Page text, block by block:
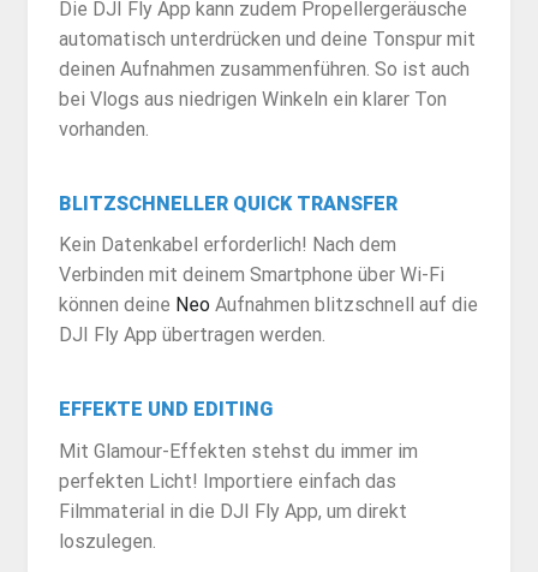
Die DJI Fly App kann zudem Propellergeräusche
automatisch unterdrücken und deine Tonspur mit
deinen Aufnahmen zusammenführen. So ist auch
bei Vlogs aus niedrigen Winkeln ein klarer Ton
vorhanden.
BLITZSCHNELLER QUICK TRANSFER
Kein Datenkabel erforderlich! Nach dem
Verbinden mit deinem Smartphone über Wi-Fi
können deine NeoAufnahmen blitzschnell auf die
DJI Fly App übertragen werden.
EFFEKTE UND EDITING
Mit Glamour-Effekten stehst du immer im
perfekten Licht! Importiere einfach das
Filmmaterial in die DJI Fly App, um direkt
loszulegen.